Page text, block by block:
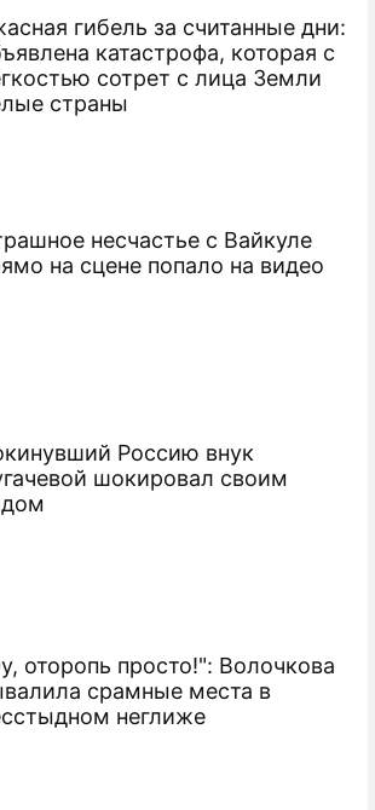
гибель за считанные дни:
катастрофа, которая с
сотрет с лица Земли
страны
несчастье с Вайкуле
на сцене попало на видео
Россию внук
шокировал своим
оторопь просто!": Волочкова
срамные места в
неглиже
кредит от государства
на собственные